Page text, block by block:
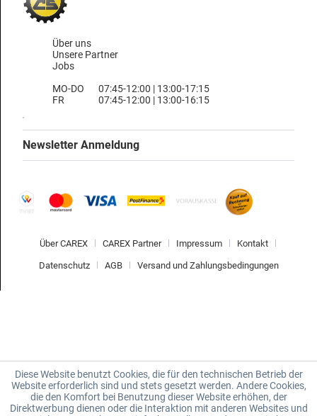
Über uns
Unsere Partner
Jobs
MO-DO
FR
07:45-12:00 | 13:00-17:15
07:45-12:00 | 13:00-16:15
Newsletter Anmeldung
Über CAREX CAREX Partner Impressum Kontakt
Datenschutz AGB Versand und Zahlungsbedingungen
Diese Website benutzt Cookies, die für den technischen Betrieb der
Website erforderlich sind und stets gesetzt werden. Andere Cookies,
die den Komfort bei Benutzung dieser Website erhöhen, der
Direktwerbung dienen oder die Interaktion mit anderen Websites und